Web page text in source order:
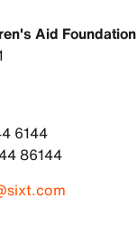
Aid Foundation
6144
86144